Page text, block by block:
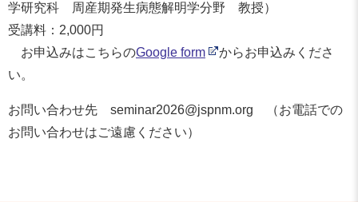
学研究科 周産期発生病態解明学分野 教授）
受講料：2,000円
お申込みはこちらのGoogle form
からお申込みくださ
い。
お問い合わせ先 seminar2026@jspnm.org （お電話での
お問い合わせはご遠慮ください）